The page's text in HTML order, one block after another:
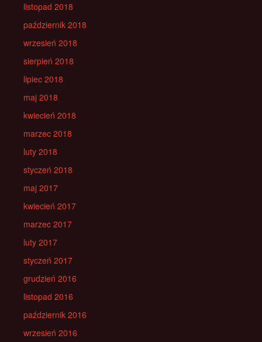
listopad 2018
październik 2018
wrzesień 2018
sierpień 2018
lipiec 2018
maj 2018
kwiecień 2018
marzec 2018
luty 2018
styczeń 2018
maj 2017
kwiecień 2017
marzec 2017
luty 2017
styczeń 2017
grudzień 2016
listopad 2016
październik 2016
wrzesień 2016